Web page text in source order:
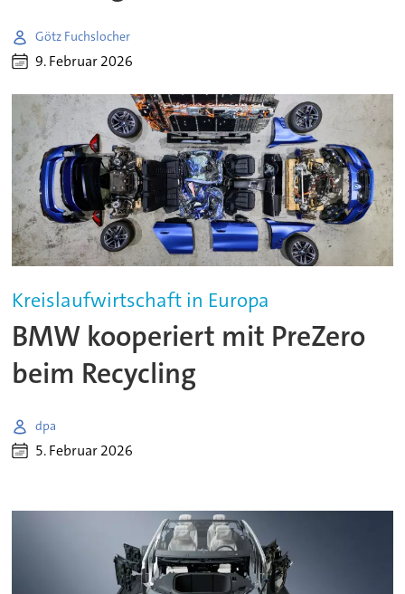
Götz Fuchslocher
9. Februar 2026
Kreislaufwirtschaft in Europa
BMW kooperiert mit PreZero
beim Recycling
dpa
5. Februar 2026